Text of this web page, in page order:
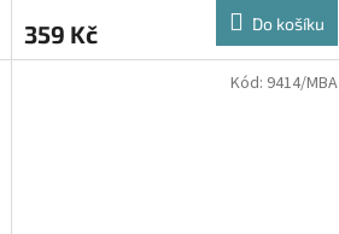
359 Kč Do košíku
Kód: 9414/MBA